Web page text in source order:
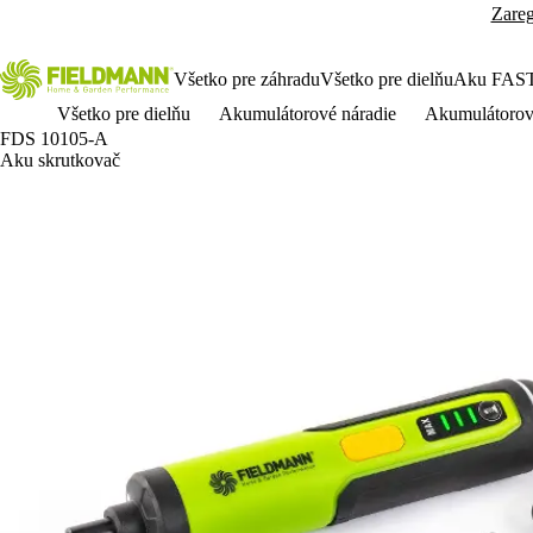
Všetko pre záhraduVšetko pre dielňuAku
Všetko pre dielňu
Akumulátorové náradie
FDS 10105-A
Aku skrutkovač